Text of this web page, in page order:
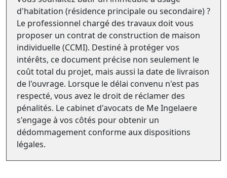
d'habitation (résidence principale ou secondaire) ?
Le professionnel chargé des travaux doit vous
proposer un contrat de construction de maison
individuelle (CCMI). Destiné à protéger vos
intérêts, ce document précise non seulement le
coût total du projet, mais aussi la date de livraison
de l'ouvrage. Lorsque le délai convenu n'est pas
respecté, vous avez le droit de réclamer des
pénalités. Le cabinet d'avocats de Me Ingelaere
s'engage à vos côtés pour obtenir un
dédommagement conforme aux dispositions
légales.